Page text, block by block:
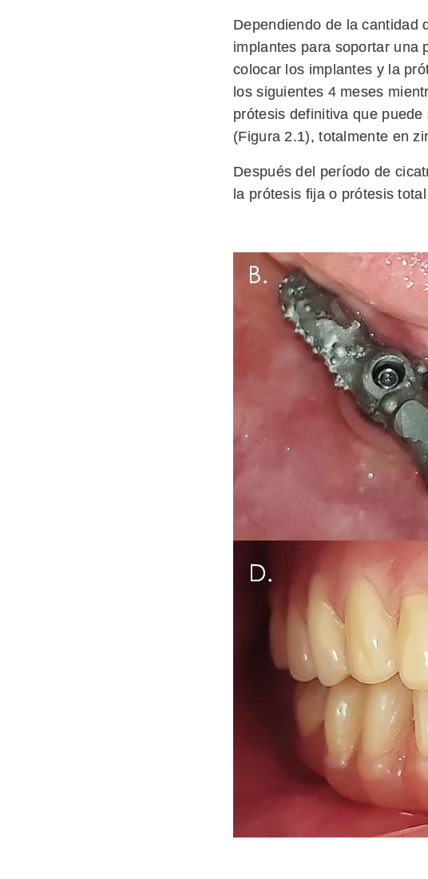
Dependiendo de la cantidad
implantes para soportar una
colocar los implantes y la
los siguientes 4 meses
prótesis definitiva que
(Figura 2.1), totalmente en
Después del período de
la prótesis fija o prótesis